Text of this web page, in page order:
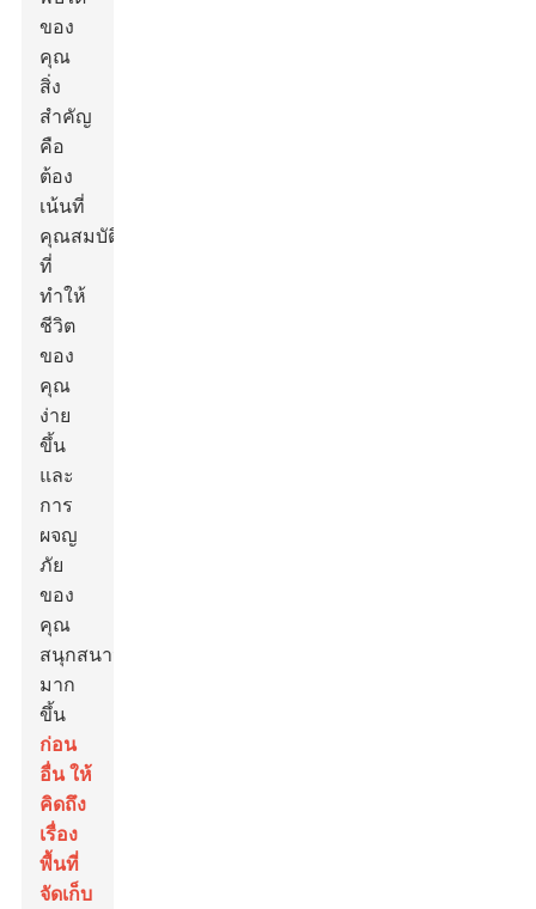
ของ
คุณ
สิ่ง
สำคัญ
คือ
ต้อง
เน้นที่
คุณสมบัติ
ที่
ทำให้
ชีวิต
ของ
คุณ
ง่าย
ขึ้น
และ
การ
ผจญ
ภัย
ของ
คุณ
สนุกสนาน
มาก
ขึ้น
ก่อน
อื่น ให้
คิดถึง
เรื่อง
พื้นที่
จัดเก็บ